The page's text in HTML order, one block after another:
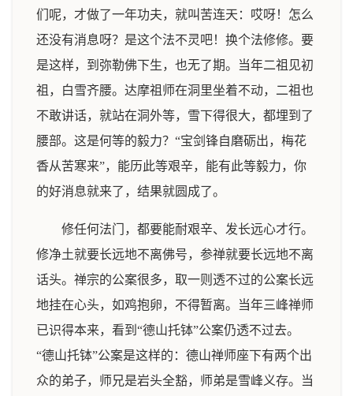
们呢，才做了一年功夫，就叫苦连天：哎呀！怎么
还没有消息呀？是这个法不灵吧！换个法修修。要
是这样，到弥勒佛下生，也无了期。当年二祖见初
祖，白雪齐腰。达摩祖师在洞里坐着不动，二祖也
不敢讲话，就站在洞外等，雪下得很大，都埋到了
腰部。这是何等的毅力？“宝剑锋自磨砺出，梅花
香从苦寒来”，能历此等艰辛，能有此等毅力，你
的好消息就来了，结果就圆成了。
修任何法门，都要能耐艰辛、发长远心才行。
修净土就要长远地不离佛号，参禅就要长远地不离
话头。禅宗的公案很多，取一则透不过的公案长远
地挂在心头，如鸡抱卵，不得暂离。当年三峰禅师
已识得本来，看到“德山托钵”公案仍透不过去。
“德山托钵”公案是这样的：德山禅师座下有两个出
众的弟子，师兄是岩头全豁，师弟是雪峰义存。当